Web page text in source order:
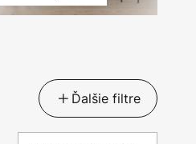
Ďalšie filtre